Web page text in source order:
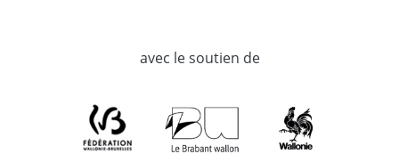
avec le soutien de